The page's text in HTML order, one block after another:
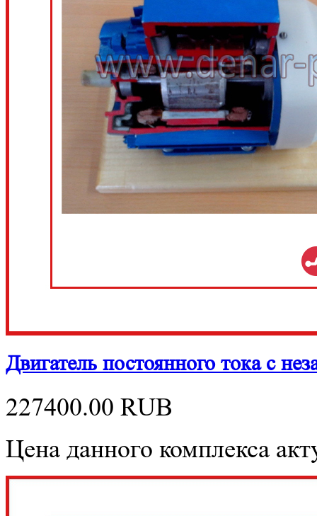
Двигатель постоянного тока с
227400.00 RUB
Цена данного комплекса